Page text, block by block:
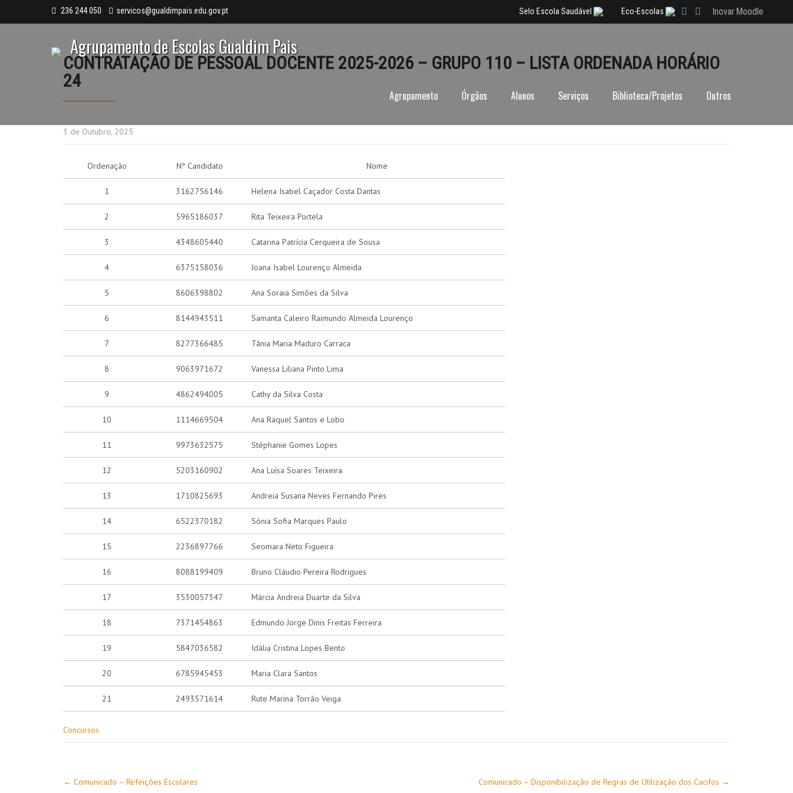
236 244 050 servicos@gualdimpais.edu.gov.pt Selo Escola Saudável Eco-Escolas InovarMoodle
Agrupamento de Escolas Gualdim Pais
Agrupamento Órgãos Alunos Serviços Biblioteca/Projetos Outros
CONTRATAÇÃO DE PESSOAL DOCENTE 2025-2026 – GRUPO 110 – LISTA ORDENADA HORÁRIO
24
3 de Outubro, 2025
Ordenação Nº Candidato Nome
1 3162756146 Helena Isabel Caçador Costa Dantas
2 5965186037 Rita Teixeira Portela
3 4348605440 Catarina Patrícia Cerqueira de Sousa
4 6375158036 Joana Isabel Lourenço Almeida
5 8606398802 Ana Soraia Simões da Silva
6 8144943511 Samanta Caleiro Raimundo Almeida Lourenço
7 8277366485 Tânia Maria Maduro Carraca
8 9063971672 Vanessa Liliana Pinto Lima
9 4862494005 Cathy da Silva Costa
10 1114669504 Ana Raquel Santos e Lobo
11 9973632575 Stéphanie Gomes Lopes
12 5203160902 Ana Luísa Soares Teixeira
13 1710825693 Andreia Susana Neves Fernando Pires
14 6522370182 Sónia Sofia Marques Paulo
15 2236897766 Seomara Neto Figueira
16 8088199409 Bruno Cláudio Pereira Rodrigues
17 3530057347 Márcia Andreia Duarte da Silva
18 7371454863 Edmundo Jorge Dinis Freitas Ferreira
19 5847036582 Idália Cristina Lopes Bento
20 6785945453 Maria Clara Santos
21 2493571614 Rute Marina Torrão Veiga
Concursos
Post
navigation
← Comunicado – Refeições Escolares Comunicado – Disponibilização de Regras de Utilização dos Cacifos →